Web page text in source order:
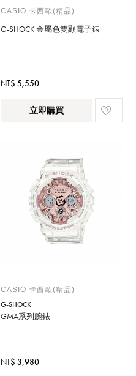
CASIO 卡西歐(精品)
G-SHOCK 金屬色雙顯電子錶
NT$ 5,550
立即購買
CASIO 卡西歐(精品)
G-SHOCK
GMA系列腕錶
NT$ 3,980